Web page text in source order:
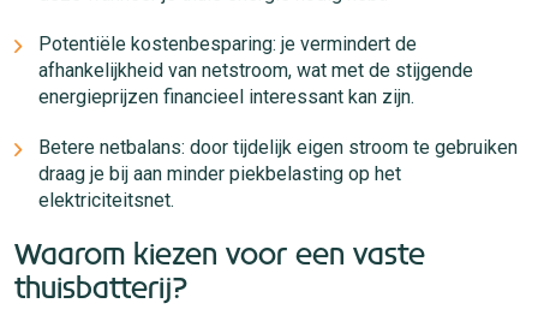
Potentiële kostenbesparing: je vermindert de
afhankelijkheid van netstroom, wat met de stijgende
energieprijzen financieel interessant kan zijn.
Betere netbalans: door tijdelijk eigen stroom te gebruiken
draag je bij aan minder piekbelasting op het
elektriciteitsnet.
Waarom kiezen voor een vaste
thuisbatterij?